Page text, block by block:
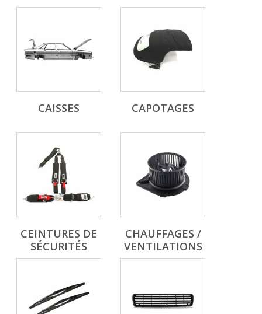
CAISSES CAPOTAGES
CEINTURES DE
SÉCURITÉS
CHAUFFAGES /
VENTILATIONS